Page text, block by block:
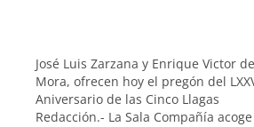
José Luis Zarzana y Enrique Victor de
Mora, ofrecen hoy el pregón del
Aniversario de las Cinco Llagas
Redacción.- La Sala Compañía acoge